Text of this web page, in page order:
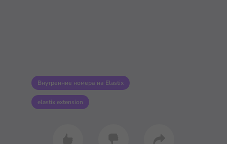
Внутренние номера на Elastix
elastix extension